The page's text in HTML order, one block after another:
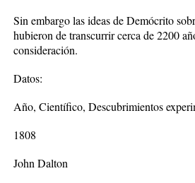
Sin embargo las ideas de Demócrito
hubieron de transcurrir cerca de 2200
consideración.
Datos:
Año, Científico, Descubrimientos
1808
John Dalton